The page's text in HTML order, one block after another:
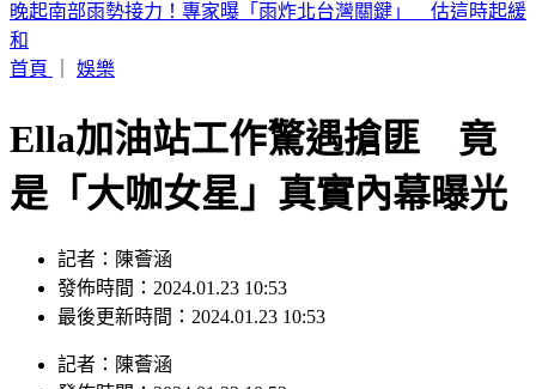
2026 SBS歌謠大戰SUMMER／最美小貓咪來了！MEOVV白
禮服仙氣走藍毯
首頁
娛樂
Ella加油站工作驚遇搶匪 竟
是「大咖女星」真實內幕曝光
記者：陳薈涵
發佈時間：2024.01.23 10:53
最後更新時間：2024.01.23 10:53
記者 ： 陳薈涵